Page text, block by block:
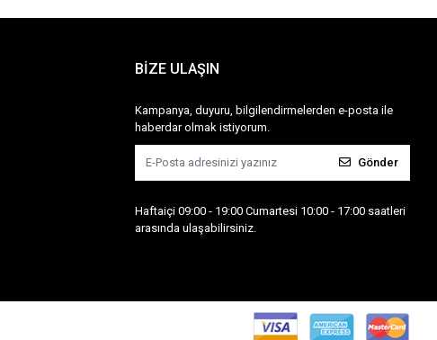
BİZE ULAŞIN
Kampanya, duyuru, bilgilendirmelerden e-posta ile
haberdar olmak istiyorum.
Gönder
Haftaiçi 09:00 - 19:00 Cumartesi 10:00 - 17:00 saatleri
arasında ulaşabilirsiniz.